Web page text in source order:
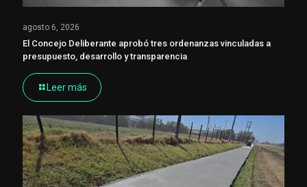
agosto 6, 2026
El Concejo Deliberante aprobó tres ordenanzas vinculadas a
presupuesto, desarrollo y transparencia
Leer más